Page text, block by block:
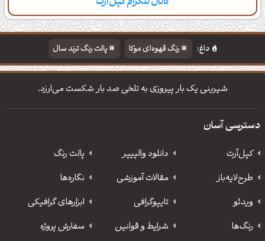
دسته‌بندی مطالب تازه تایپوگرافی پالت‌ها
داغ: رنگ قهوه‌ای موکا
پالت رنگ ترند سال
دانلود والپیپر مذهبی
تایپوگرافی شعر مولانا
شیرینی یک بار پیروزی به تلخی صد بار شکست می‌ارزد.
دسترسی آسان
کپل‌آرت دانلود‌ والپیپر
پالت رنگ
طرح‌لایه‌باز
مقالات آموزشی
نگاره‌ها
ویدئو
‌تایپوگرافی
ابزارهای گرافیکی
رنگ‌ها
شرایط و قوانین
سفارش پروژه